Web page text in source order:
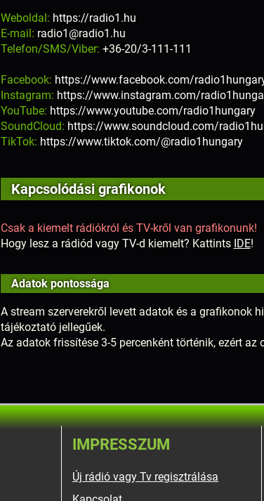
Weboldal: https://radio1.hu
E-mail: radio1@radio1.hu
Telefon/SMS/Viber: +36-20/3-111-111
Facebook: https://www.facebook.com/
Instagram: https://www.instagram.com/
YouTube: https://www.youtube.com/radio1hungary
SoundCloud: https://www.soundcloud.com/
TikTok: https://www.tiktok.com/@radio1hungary
Kapcsolódási grafikonok
Csak a kiemelt rádiókról és TV-kről van grafikonunk!
Hogy lesz a rádiód vagy TV-d kiemelt? Kattints IDE!
Adatok pontossága
A stream szerverekről levett adatok és a grafikonok
tájékoztató jellegűek.
Az adatok frissítése 3-5 percenként történik, ezért
IMPRESSZUM
Új rádió vagy Tv regisztrálása